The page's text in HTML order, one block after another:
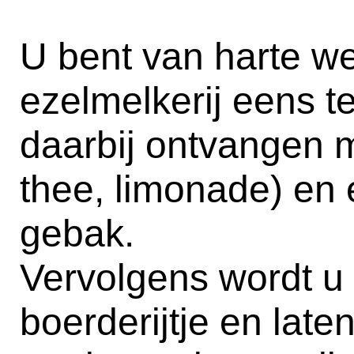
U bent van harte
ezelmelkerij eens
daarbij ontvangen
thee, limonade) en
gebak.
Vervolgens wordt
boerderijtje en